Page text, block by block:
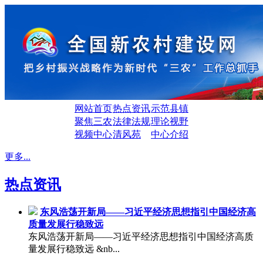
网站首页热点资讯示范县镇
聚焦三农法律法规理论视野
视频中心清风苑 中心介绍
更多...
热点资讯
东风浩荡开新局——习近平经济思想指引中国经济高
质量发展行稳致远
东风浩荡开新局——习近平经济思想指引中国经济高质
量发展行稳致远 &nb...